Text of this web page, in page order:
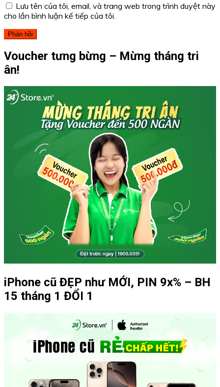
Lưu tên của tôi, email, và trang web trong trình duyệt này
cho lần bình luận kế tiếp của tôi.
Voucher tưng bừng – Mừng tháng tri
ân!
iPhone cũ ĐẸP như MỚI, PIN 9x% – BH
15 tháng 1 ĐỔI 1